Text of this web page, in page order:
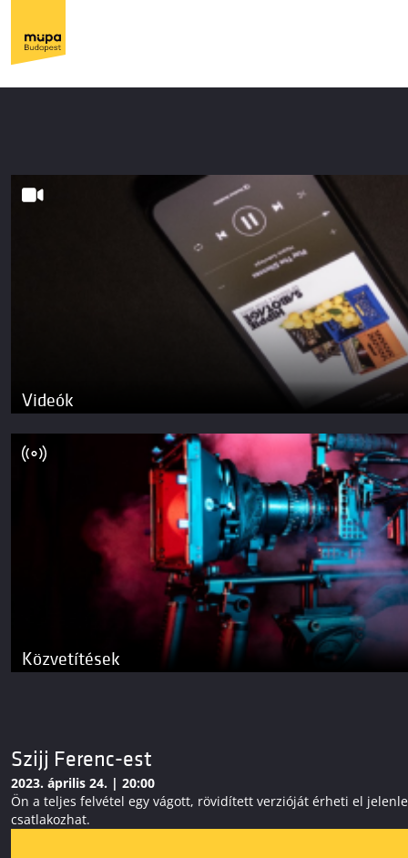
Videók
Közvetítések
Szijj Ferenc-est
2023. április 24. | 20:00
Ön a teljes felvétel egy vágott, rövidített verzióját érheti el
csatlakozhat.